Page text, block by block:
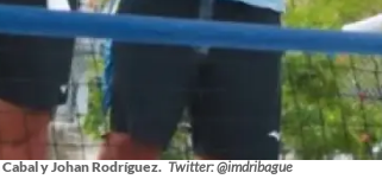
y Johan Rodríguez. Twitter: @imdribague